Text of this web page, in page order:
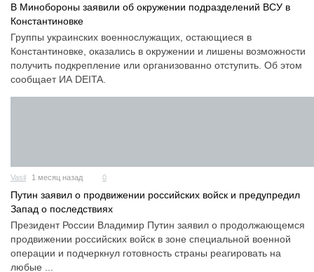
В Минобороны заявили об окружении подразделений ВСУ в
Константиновке
Группы украинских военнослужащих, остающиеся в
Константиновке, оказались в окружении и лишены возможности
получить подкрепление или организованно отступить. Об этом
сообщает ИА DEITA.
Vasil 1 месяц назад 0
Путин заявил о продвижении российских войск и предупредил
Запад о последствиях
Президент России Владимир Путин заявил о продолжающемся
продвижении российских войск в зоне специальной военной
операции и подчеркнул готовность страны реагировать на
любые ...